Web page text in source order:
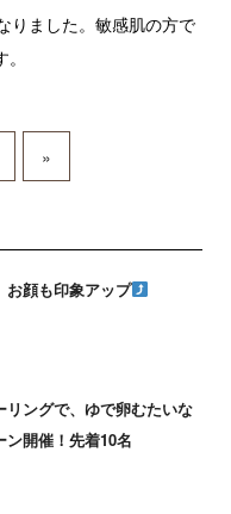
りました。敏感肌の方で
»
お顔も印象アップ
リングで、ゆで卵むたいな
開催！先着10名